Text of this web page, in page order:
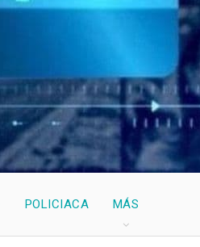
POLICIACA MÁS